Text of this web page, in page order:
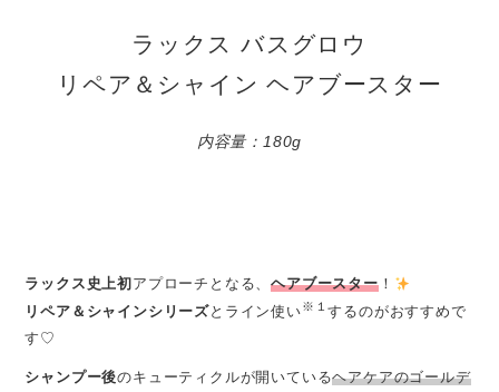
ラックス バスグロウ
リペア＆シャイン ヘアブースター
内容量：180g
ラックス史上初 アプローチとなる、ヘアブースター！
リペア＆シャインシリーズとライン使い※１するのがおすすめで
す♡
シャンプー後のキューティクルが開いているヘアケアのゴールデ